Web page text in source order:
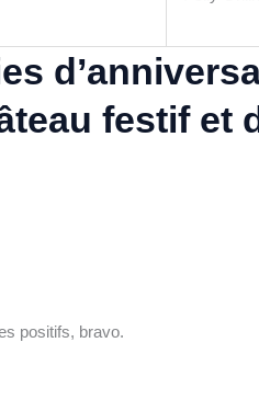
festif et
positifs, bravo.